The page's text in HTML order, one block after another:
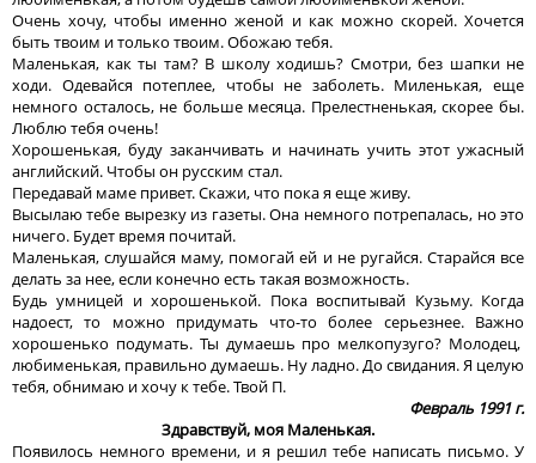
Очень хочу, чтобы именно женой и как можно скорей. Хочется
быть твоим и только твоим. Обожаю тебя.
Маленькая, как ты там? В школу ходишь? Смотри, без шапки не
ходи. Одевайся потеплее, чтобы не заболеть. Миленькая, еще
немного осталось, не больше месяца. Прелестненькая, скорее бы.
Люблю тебя очень!
Хорошенькая, буду заканчивать и начинать учить этот ужасный
английский. Чтобы он русским стал.
Передавай маме привет. Скажи, что пока я еще живу.
Высылаю тебе вырезку из газеты. Она немного потрепалась, но это
ничего. Будет время почитай.
Маленькая, слушайся маму, помогай ей и не ругайся. Старайся все
делать за нее, если конечно есть такая возможность.
Будь умницей и хорошенькой. Пока воспитывай Кузьму. Когда
надоест, то можно придумать что-то более серьезнее. Важно
хорошенько подумать. Ты думаешь про мелкопузуго? Молодец,
любименькая, правильно думаешь. Ну ладно. До свидания. Я целую
тебя, обнимаю и хочу к тебе. Твой П.
Февраль 1991 г.
Здравствуй, моя Маленькая.
Появилось немного времени, и я решил тебе написать письмо. У